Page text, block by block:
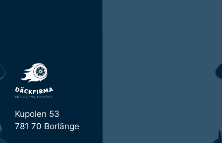
Kupolen 53
781 70 Borlänge